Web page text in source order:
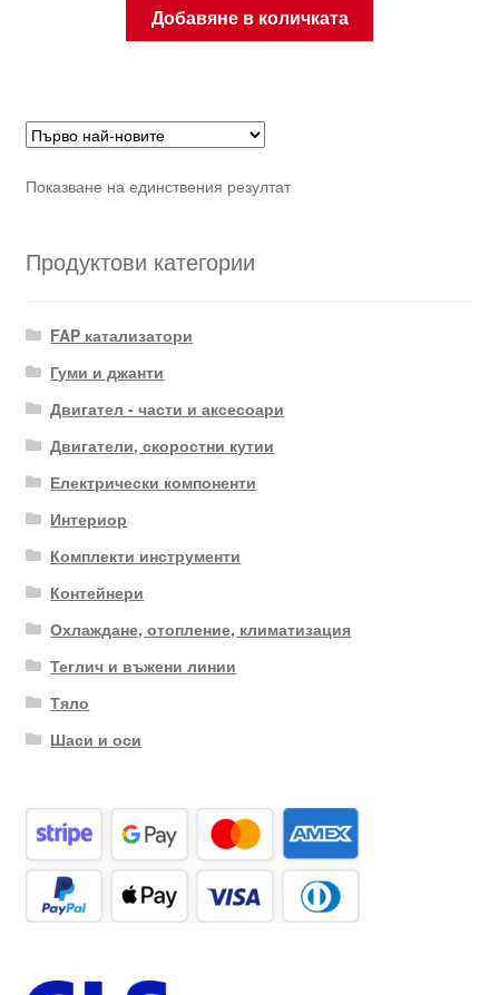
Добавяне в количката
Показване на единствения резултат
Продуктови категории
FAP катализатори
Гуми и джанти
Двигател - части и аксесоари
Двигатели, скоростни кутии
Електрически компоненти
Интериор
Комплекти инструменти
Контейнери
Охлаждане, отопление, климатизация
Теглич и въжени линии
Тяло
Шаси и оси